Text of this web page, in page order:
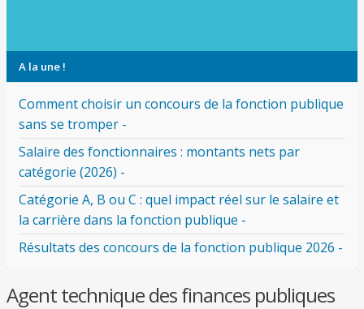
A la une !
Comment choisir un concours de la fonction publique
sans se tromper -
Salaire des fonctionnaires : montants nets par
catégorie (2026) -
Catégorie A, B ou C : quel impact réel sur le salaire et
la carrière dans la fonction publique -
Résultats des concours de la fonction publique 2026 -
Agent technique des finances publiques